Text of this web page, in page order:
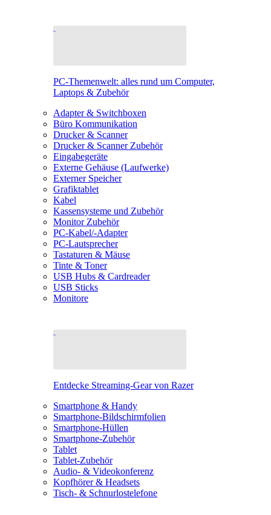
PC-Themenwelt: alles rund um Computer,
Laptops & Zubehör
Adapter & Switchboxen
Büro Kommunikation
Drucker & Scanner
Drucker & Scanner Zubehör
Eingabegeräte
Externe Gehäuse (Laufwerke)
Externer Speicher
Grafiktablet
Kabel
Kassensysteme und Zubehör
Monitor Zubehör
PC-Kabel/-Adapter
PC-Lautsprecher
Tastaturen & Mäuse
Tinte & Toner
USB Hubs & Cardreader
USB Sticks
Monitore
Entdecke Streaming-Gear von Razer
Smartphone & Handy
Smartphone-Bildschirmfolien
Smartphone-Hüllen
Smartphone-Zubehör
Tablet
Tablet-Zubehör
Audio- & Videokonferenz
Kopfhörer & Headsets
Tisch- & Schnurlostelefone